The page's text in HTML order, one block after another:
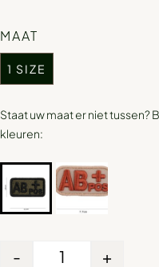
MAAT
1 SIZE
Staat uw maat er niet tussen?
kleuren:
- +